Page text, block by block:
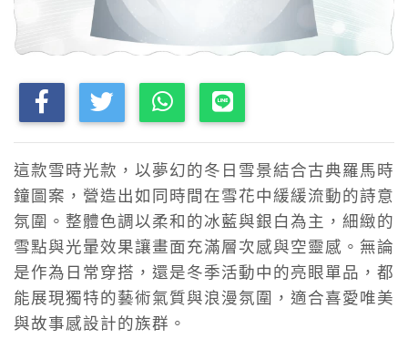
這款雪時光款，以夢幻的冬日雪景結合古典羅馬時
鐘圖案，營造出如同時間在雪花中緩緩流動的詩意
氛圍。整體色調以柔和的冰藍與銀白為主，細緻的
雪點與光暈效果讓畫面充滿層次感與空靈感。無論
是作為日常穿搭，還是冬季活動中的亮眼單品，都
能展現獨特的藝術氣質與浪漫氛圍，適合喜愛唯美
與故事感設計的族群。